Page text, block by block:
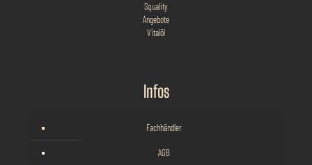
Squality
Angebote
Vitalöl
Infos
Fachhändler
AGB